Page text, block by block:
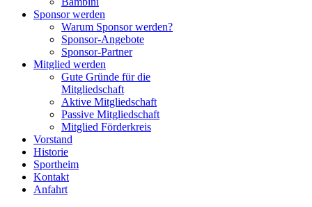
Sponsor werden
Warum Sponsor werden?
Sponsor-Angebote
Sponsor-Partner
Mitglied werden
Gute Gründe für die
Mitgliedschaft
Aktive Mitgliedschaft
Passive Mitgliedschaft
Mitglied Förderkreis
Vorstand
Historie
Sportheim
Kontakt
Anfahrt